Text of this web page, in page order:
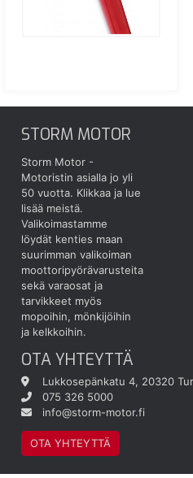
STORM MOTOR
Storm Motor -
Motoristin asialla jo yli
50 vuotta. Klikkaa ja lue
lisää meistä.
Valikoimastamme
löydät kenties maan
suurimman valikoiman
moottoripyörävarusteita
sekä varaosat ja
tarvikkeet myös
mopoihin, mönkijöihin
ja kelkkoihin.
OTA YHTEYTTÄ
Lukkosepänkatu 4, 20320
075 326 5000
info@storm-motor.fi
OTA YHTEYTTÄ